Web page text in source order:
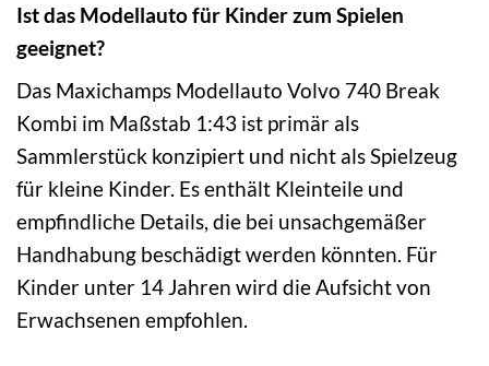
Ist das Modellauto für Kinder zum Spielen
geeignet?
Das Maxichamps Modellauto Volvo 740 Break
Kombi im Maßstab 1:43 ist primär als
Sammlerstück konzipiert und nicht als Spielzeug
für kleine Kinder. Es enthält Kleinteile und
empfindliche Details, die bei unsachgemäßer
Handhabung beschädigt werden könnten. Für
Kinder unter 14 Jahren wird die Aufsicht von
Erwachsenen empfohlen.